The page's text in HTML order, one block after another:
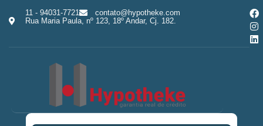
11 - 94031-7721
contato@hypotheke.com
Rua Maria Paula, nº 123, 18º Andar, Cj. 182.